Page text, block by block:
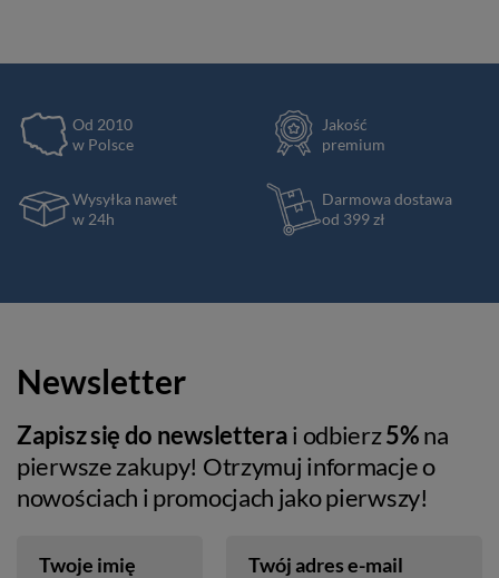
Od 2010
w Polsce
Jakość
premium
Wysyłka nawet
w 24h
Darmowa dostawa
od 399 zł
Newsletter
Zapisz się do newsletterai odbierz5%na
pierwsze zakupy! Otrzymuj informacje o
nowościach i promocjach jako pierwszy!
Twoje imię Twój adres e-mail